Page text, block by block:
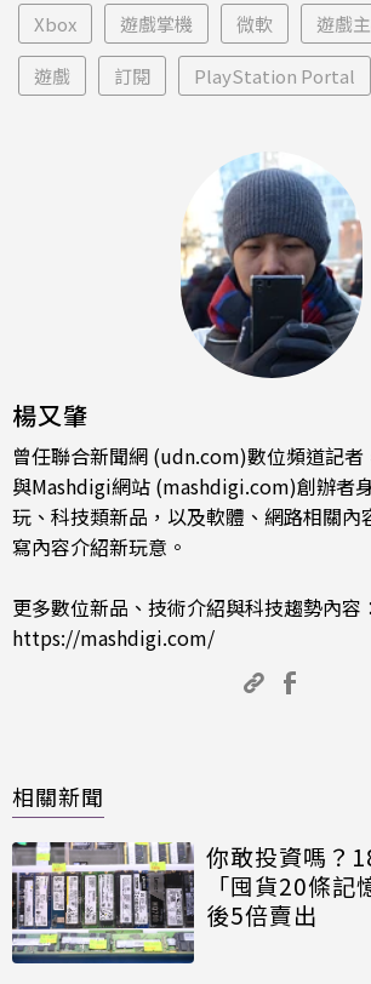
Xbox 遊戲掌機 微軟 遊戲
遊戲 訂閱 PlayStation Portal
楊又肇
曾任聯合新聞網 (udn.com)數位頻道記者
與Mashdigi網站 (mashdigi.com)創辦者
玩、科技類新品，以及軟體、網路相關內
寫內容介紹新玩意。
更多數位新品、技術介紹與科技趨勢內容
https://mashdigi.com/
相關新聞
你敢投資嗎？
「囤貨20條
後5倍賣出